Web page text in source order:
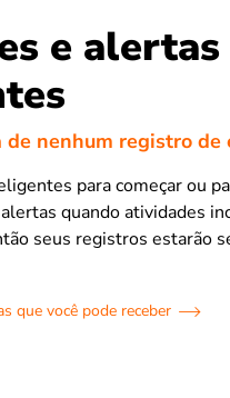
e alertas
de nenhum registro de
para começar ou
quando atividades
seus registros estarão
que você pode receber